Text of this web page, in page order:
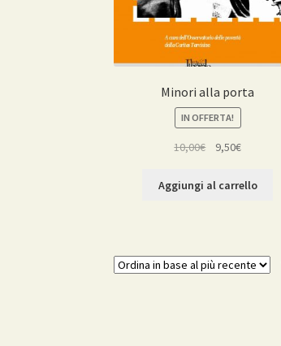
Minori alla porta
IN OFFERTA!
10,00€
originale
9,50€Il
attuale
Aggiungi al carrello